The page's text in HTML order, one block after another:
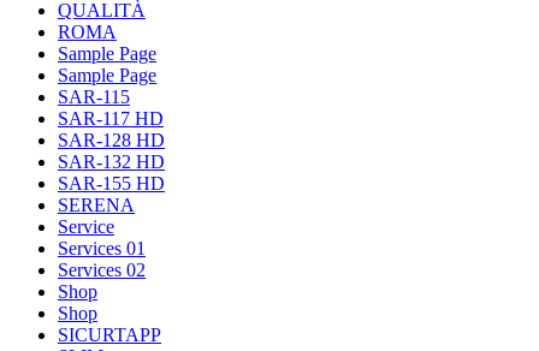
QUALITÀ
ROMA
Sample Page
Sample Page
SAR-115
SAR-117 HD
SAR-128 HD
SAR-132 HD
SAR-155 HD
SERENA
Service
Services 01
Services 02
Shop
Shop
SICURTAPP